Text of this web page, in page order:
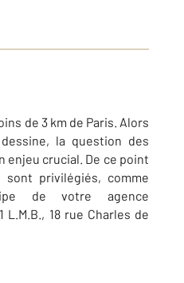
de 3 km de Paris. Alors
la question des
crucial. De ce point
privilégiés, comme
de votre agence
L.M.B., 18 rue Charles de